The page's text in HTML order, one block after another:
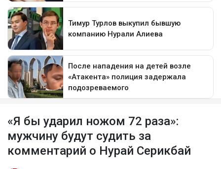
«Я бы ударил ножом 72 раза»:
мужчину будут судить за
комментарий о Нурай Серикбай